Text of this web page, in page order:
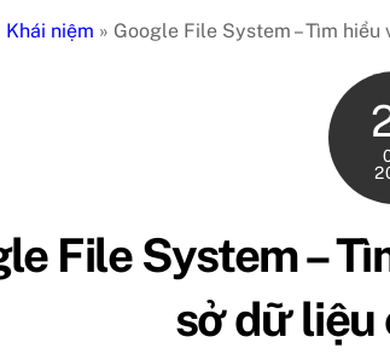
Khái niệm » Google File System – Tìm
File System –
sở dữ liệu